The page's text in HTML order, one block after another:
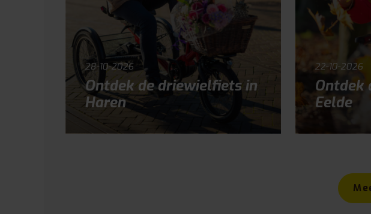
28-10-2026
Ontdek de driewielfiets in
Haren
22-10-2026
Ontdek
Eelde